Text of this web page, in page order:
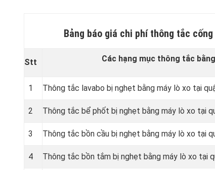
Bảng báo giá chi phí thông tắc
Stt Các hạng mục thông tắc
1 Thông tắc lavabo bị nghẹt bằng máy lò xo tại
2 Thông tắc bể phốt bị nghẹt bằng máy lò xo tại
3 Thông tắc bồn cầu bị nghẹt bằng máy lò xo tại
4 Thông tắc bồn tắm bị nghẹt bằng máy lò xo tại